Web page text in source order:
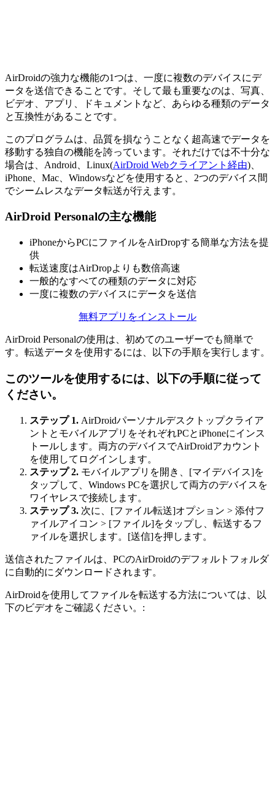
AirDroidの強力な機能の1つは、一度に複数のデバイスにデ
ータを送信できることです。そして最も重要なのは、写真、
ビデオ、アプリ、ドキュメントなど、あらゆる種類のデータ
と互換性があることです。
このプログラムは、品質を損なうことなく超高速でデータを
移動する独自の機能を誇っています。それだけでは不十分な
場合は、Android、Linux(AirDroid Webクライアント経由)、
iPhone、Mac、Windowsなどを使用すると、2つのデバイス間
でシームレスなデータ転送が行えます。
AirDroid Personalの主な機能
iPhoneからPCにファイルをAirDropする簡単な方法を提
供
転送速度はAirDropよりも数倍高速
一般的なすべての種類のデータに対応
一度に複数のデバイスにデータを送信
無料アプリをインストール
AirDroid Personalの使用は、初めてのユーザーでも簡単で
す。転送データを使用するには、以下の手順を実行します。
このツールを使用するには、以下の手順に従って
ください。
ステップ 1. AirDroidパーソナルデスクトップクライア
ントとモバイルアプリをそれぞれPCとiPhoneにインス
トールします。両方のデバイスでAirDroidアカウント
を使用してログインします。
ステップ 2. モバイルアプリを開き、[マイデバイス]を
タップして、Windows PCを選択して両方のデバイスを
ワイヤレスで接続します。
ステップ 3. 次に、[ファイル転送]オプション > 添付フ
ァイルアイコン > [ファイル]をタップし、転送するフ
ァイルを選択します。[送信]を押します。
送信されたファイルは、PCのAirDroidのデフォルトフォルダ
に自動的にダウンロードされます。
AirDroidを使用してファイルを転送する方法については、以
下のビデオをご確認ください。: